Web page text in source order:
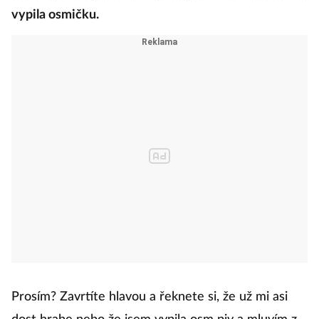
vypila osmičku.
Prosím? Zavrtíte hlavou a řeknete si, že už mi asi